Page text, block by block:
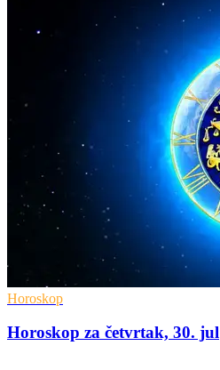
Horoskop
Horoskop za četvrtak, 30. jul